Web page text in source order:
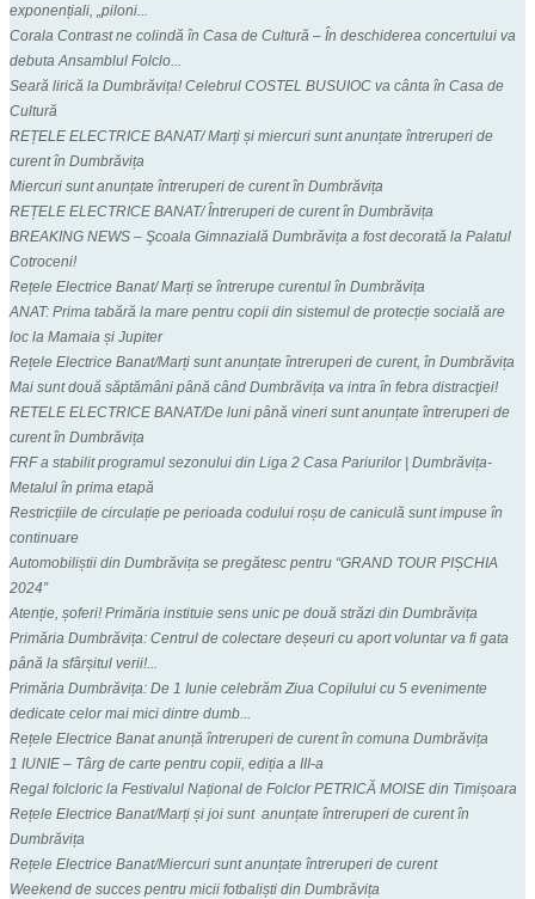
exponențiali, „piloni...
Corala Contrast ne colindă în Casa de Cultură – În deschiderea concertului va
debuta Ansamblul Folclo...
Seară lirică la Dumbrăvița! Celebrul COSTEL BUSUIOC va cânta în Casa de
Cultură
REȚELE ELECTRICE BANAT/ Marți și miercuri sunt anunțate întreruperi de
curent în Dumbrăvița
Miercuri sunt anunțate întreruperi de curent în Dumbrăvița
REȚELE ELECTRICE BANAT/ Întreruperi de curent în Dumbrăvița
BREAKING NEWS – Şcoala Gimnazială Dumbrăvița a fost decorată la Palatul
Cotroceni!
Rețele Electrice Banat/ Marți se întrerupe curentul în Dumbrăvița
ANAT: Prima tabără la mare pentru copii din sistemul de protecție socială are
loc la Mamaia și Jupiter
Rețele Electrice Banat/Marți sunt anunțate întreruperi de curent, în Dumbrăvița
Mai sunt două săptămâni până când Dumbrăvița va intra în febra distracţiei!
RETELE ELECTRICE BANAT/De luni până vineri sunt anunțate întreruperi de
curent în Dumbrăvița
FRF a stabilit programul sezonului din Liga 2 Casa Pariurilor | Dumbrăvița-
Metalul în prima etapă
Restricțiile de circulație pe perioada codului roșu de caniculă sunt impuse în
continuare
Automobiliștii din Dumbrăvița se pregătesc pentru “GRAND TOUR PIȘCHIA
2024”
Atenție, șoferi! Primăria instituie sens unic pe două străzi din Dumbrăvița
Primăria Dumbrăvița: Centrul de colectare deșeuri cu aport voluntar va fi gata
până la sfârșitul verii!...
Primăria Dumbrăvița: De 1 Iunie celebrăm Ziua Copilului cu 5 evenimente
dedicate celor mai mici dintre dumb...
Rețele Electrice Banat anunță întreruperi de curent în comuna Dumbrăvița
1 IUNIE – Târg de carte pentru copii, ediția a III-a
Regal folcloric la Festivalul Național de Folclor PETRICĂ MOISE din Timișoara
Rețele Electrice Banat/Marți și joi sunt anunțate întreruperi de curent în
Dumbrăvița
Rețele Electrice Banat/Miercuri sunt anunțate întreruperi de curent
Weekend de succes pentru micii fotbaliști din Dumbrăvița